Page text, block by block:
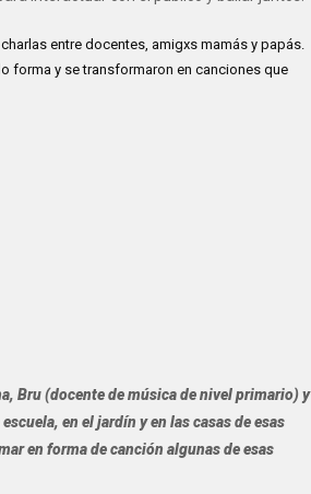
entre docentes, amigxs mamás y papás.
forma y se transformaron en canciones que
Bru (docente de música de nivel primario) y
en el jardín y en las casas de esas
en forma de canción algunas de esas